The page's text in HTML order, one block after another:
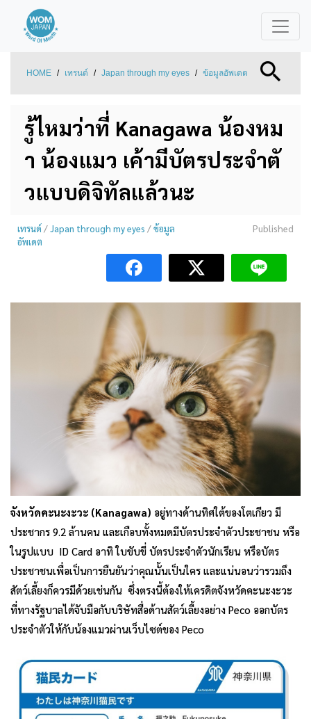
HOME / เทรนด์ / Japan through my eyes / ข้อมูลอัพเดต
รู้ไหมว่าที่ Kanagawa น้องหม
า น้องแมว เค้ามีบัตรประจำตั
วแบบดิจิทัลแล้วนะ
เทรนด์/Japan through my eyes /ข้อมูล
อัพเดต
Published
จังหวัดคะนะงะวะ (Kanagawa) อยู่ทางด้านทิศใต้ของโตเกียว มี
ประชากร 9.2 ล้านคน และเกือบทั้งหมดมีบัตรประจำตัวประชาชน หรือ
ในรูปแบบ ID Card อาทิ ใบขับขี่ บัตรประจำตัวนักเรียน หรือบัตร
ประชาชนเพื่อเป็นการยืนยันว่าคุณนั้นเป็นใคร และแน่นอนว่ารวมถึง
สัตว์เลี้ยงก็ควรมีด้วยเช่นกัน ซึ่งตรงนี้ต้องให้เครดิตจังหวัดคะนะงะวะ
ที่ทางรัฐบาลได้จับมือกับบริษัทสื่อด้านสัตว์เลี้ยงอย่าง Peco ออกบัตร
ประจำตัวให้กับน้องแมวผ่านเว็บไซต์ของ Peco